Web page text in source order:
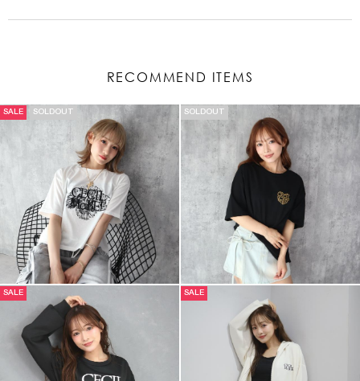
RECOMMEND ITEMS
SALE SOLDOUT SOLDOUT
SALE SALE